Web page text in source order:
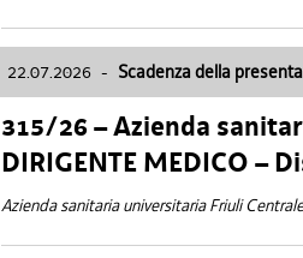
22.07.2026 - Scadenza della
315/26 – Azienda
DIRIGENTE MEDICO –
Azienda sanitaria universitaria Friuli